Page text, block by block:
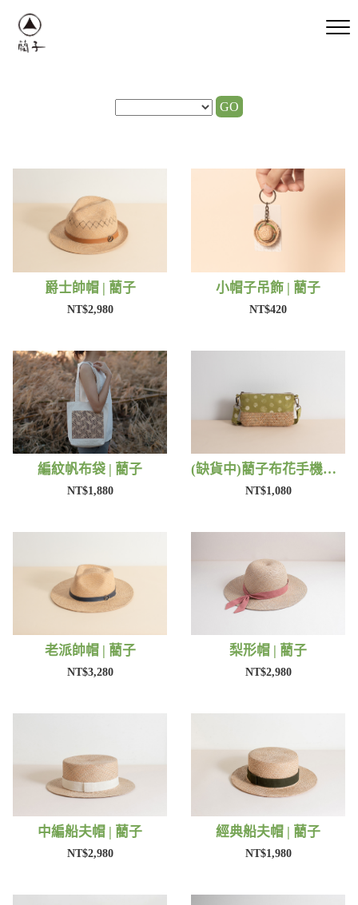
GO
爵士帥帽 | 藺子
NT$2,980
小帽子吊飾 | 藺子
NT$420
編紋帆布袋 | 藺子
NT$1,880
(缺貨中)藺子布花手機包 | 藺子
NT$1,080
老派帥帽 | 藺子
NT$3,280
梨形帽 | 藺子
NT$2,980
中編船夫帽 | 藺子
NT$2,980
經典船夫帽 | 藺子
NT$1,980